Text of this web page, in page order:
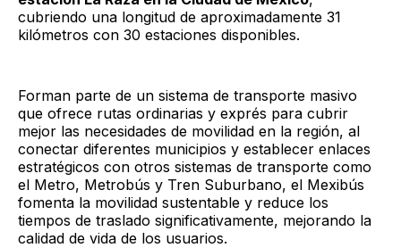
cubriendo una longitud de aproximadamente 31
kilómetros con 30 estaciones disponibles.
Forman parte de un sistema de transporte masivo
que ofrece rutas ordinarias y exprés para cubrir
mejor las necesidades de movilidad en la región, al
conectar diferentes municipios y establecer enlaces
estratégicos con otros sistemas de transporte como
el Metro, Metrobús y Tren Suburbano, el Mexibús
fomenta la movilidad sustentable y reduce los
tiempos de traslado significativamente, mejorando la
calidad de vida de los usuarios.